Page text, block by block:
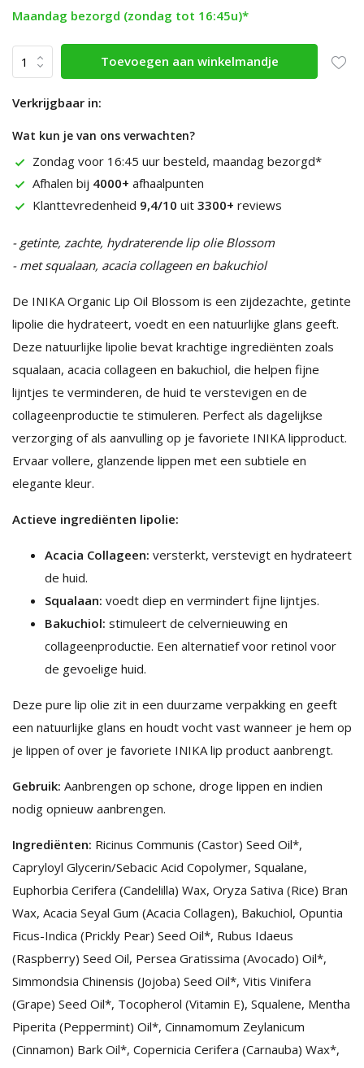
Maandag bezorgd (zondag tot 16:45u)*
Toevoegen aan winkelmandje
Verkrijgbaar in:
Wat kun je van ons verwachten?
Zondag voor 16:45 uur besteld, maandag bezorgd*
Afhalen bij 4000+ afhaalpunten
Klanttevredenheid 9,4/10 uit 3300+ reviews
- getinte, zachte, hydraterende lip olie Blossom
- met squalaan, acacia collageen en bakuchiol
De INIKA Organic Lip Oil Blossom is een zijdezachte, getinte
lipolie die hydrateert, voedt en een natuurlijke glans geeft.
Deze natuurlijke lipolie bevat krachtige ingrediënten zoals
squalaan, acacia collageen en bakuchiol, die helpen fijne
lijntjes te verminderen, de huid te verstevigen en de
collageenproductie te stimuleren. Perfect als dagelijkse
verzorging of als aanvulling op je favoriete INIKA lipproduct.
Ervaar vollere, glanzende lippen met een subtiele en
elegante kleur.
Actieve ingrediënten lipolie:
Acacia Collageen: versterkt, verstevigt en hydrateert
de huid.
Squalaan: voedt diep en vermindert fijne lijntjes.
Bakuchiol: stimuleert de celvernieuwing en
collageenproductie. Een alternatief voor retinol voor
de gevoelige huid.
Deze pure lip olie zit in een duurzame verpakking en geeft
een natuurlijke glans en houdt vocht vast wanneer je hem op
je lippen of over je favoriete INIKA lip product aanbrengt.
Gebruik: Aanbrengen op schone, droge lippen en indien
nodig opnieuw aanbrengen.
Ingrediënten: Ricinus Communis (Castor) Seed Oil*,
Capryloyl Glycerin/Sebacic Acid Copolymer, Squalane,
Euphorbia Cerifera (Candelilla) Wax, Oryza Sativa (Rice) Bran
Wax, Acacia Seyal Gum (Acacia Collagen), Bakuchiol, Opuntia
Ficus-Indica (Prickly Pear) Seed Oil*, Rubus Idaeus
(Raspberry) Seed Oil, Persea Gratissima (Avocado) Oil*,
Simmondsia Chinensis (Jojoba) Seed Oil*, Vitis Vinifera
(Grape) Seed Oil*, Tocopherol (Vitamin E), Squalene, Mentha
Piperita (Peppermint) Oil*, Cinnamomum Zeylanicum
(Cinnamon) Bark Oil*, Copernicia Cerifera (Carnauba) Wax*,